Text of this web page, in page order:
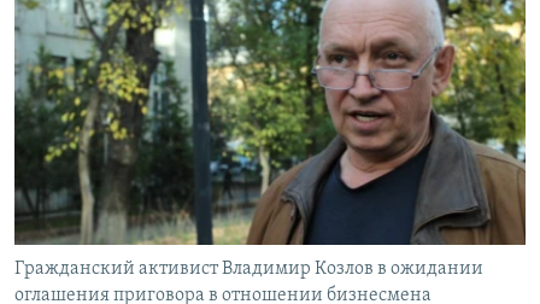
Гражданский активист Владимир Козлов в ожидании
оглашения приговора в отношении бизнесмена